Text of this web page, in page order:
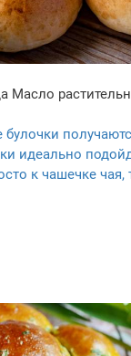
Масло
идеально
к чашечке чая,